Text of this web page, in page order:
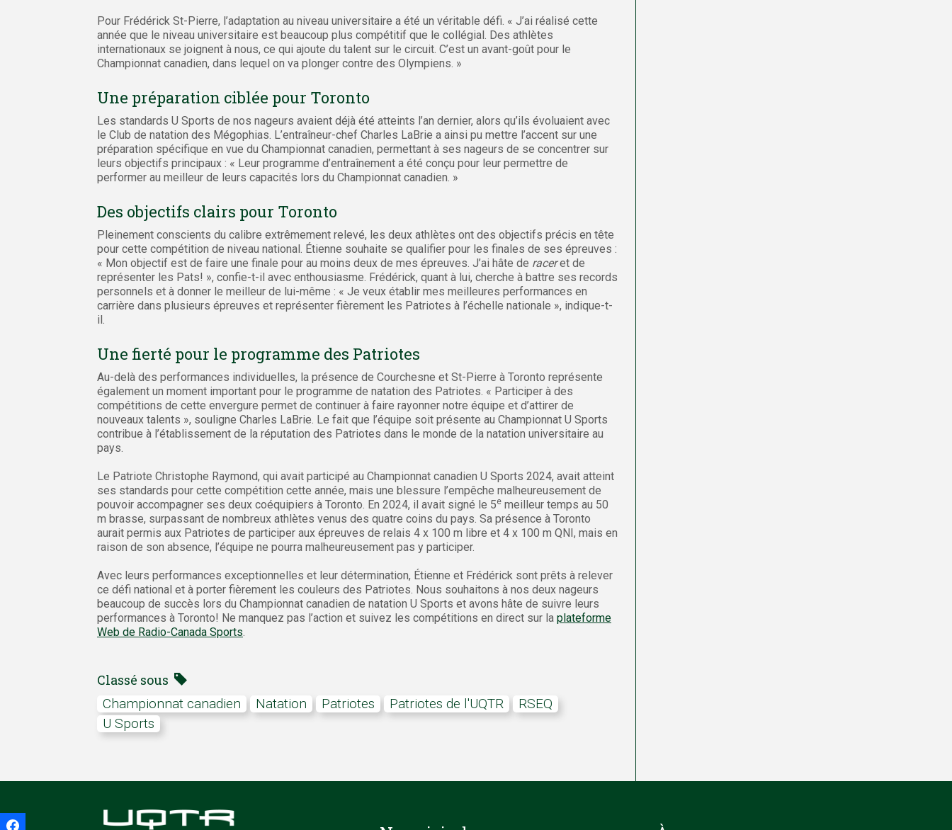
Pour Frédérick St-Pierre, l’adaptation au niveau universitaire a été un véritable défi. « J’ai réalisé cette
année que le niveau universitaire est beaucoup plus compétitif que le collégial. Des athlètes
internationaux se joignent à nous, ce qui ajoute du talent sur le circuit. C’est un avant-goût pour le
Championnat canadien, dans lequel on va plonger contre des Olympiens. »
Une préparation ciblée pour Toronto
Les standards U Sports de nos nageurs avaient déjà été atteints l’an dernier, alors qu’ils évoluaient avec
le Club de natation des Mégophias. L’entraîneur-chef Charles LaBrie a ainsi pu mettre l’accent sur une
préparation spécifique en vue du Championnat canadien, permettant à ses nageurs de se concentrer sur
leurs objectifs principaux : « Leur programme d’entraînement a été conçu pour leur permettre de
performer au meilleur de leurs capacités lors du Championnat canadien. »
Des objectifs clairs pour Toronto
Pleinement conscients du calibre extrêmement relevé, les deux athlètes ont des objectifs précis en tête
pour cette compétition de niveau national. Étienne souhaite se qualifier pour les finales de ses épreuves :
« Mon objectif est de faire une finale pour au moins deux de mes épreuves. J’ai hâte de raceret de
représenter les Pats! », confie-t-il avec enthousiasme. Frédérick, quant à lui, cherche à battre ses records
personnels et à donner le meilleur de lui-même : « Je veux établir mes meilleures performances en
carrière dans plusieurs épreuves et représenter fièrement les Patriotes à l’échelle nationale », indique-t-
il.
Une fierté pour le programme des Patriotes
Au-delà des performances individuelles, la présence de Courchesne et St-Pierre à Toronto représente
également un moment important pour le programme de natation des Patriotes. « Participer à des
compétitions de cette envergure permet de continuer à faire rayonner notre équipe et d’attirer de
nouveaux talents », souligne Charles LaBrie. Le fait que l’équipe soit présente au Championnat U Sports
contribue à l’établissement de la réputation des Patriotes dans le monde de la natation universitaire au
pays.
Le Patriote Christophe Raymond, qui avait participé au Championnat canadien U Sports 2024, avait atteint
ses standards pour cette compétition cette année, mais une blessure l’empêche malheureusement de
pouvoir accompagner ses deux coéquipiers à Toronto. En 2024, il avait signé le 5e meilleur temps au 50
m brasse, surpassant de nombreux athlètes venus des quatre coins du pays. Sa présence à Toronto
aurait permis aux Patriotes de participer aux épreuves de relais 4 x 100 m libre et 4 x 100 m QNI, mais en
raison de son absence, l’équipe ne pourra malheureusement pas y participer.
Avec leurs performances exceptionnelles et leur détermination, Étienne et Frédérick sont prêts à relever
ce défi national et à porter fièrement les couleurs des Patriotes. Nous souhaitons à nos deux nageurs
beaucoup de succès lors du Championnat canadien de natation U Sports et avons hâte de suivre leurs
performances à Toronto! Ne manquez pas l’action et suivez les compétitions en direct sur la plateforme
Web de Radio-Canada Sports
Classé sous
Championnat canadien Natation Patriotes Patriotes de l'UQTR
RSEQ
U Sports